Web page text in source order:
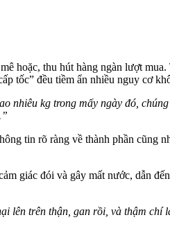
hoặc, thu hút hàng ngàn lượt
tốc” đều tiềm ẩn nhiều nguy cơ
nhiêu kg trong mấy ngày đó,
tin rõ ràng về thành phần cũng
giác đói và gây mất nước, dẫn
lên trên thận, gan rồi, và thậm chí